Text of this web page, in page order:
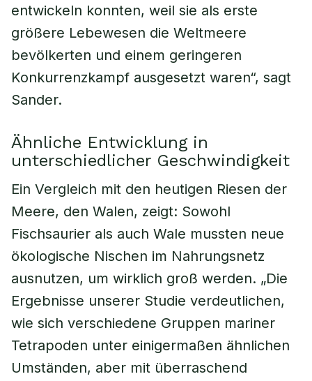
entwickeln konnten, weil sie als erste
größere Lebewesen die Weltmeere
bevölkerten und einem geringeren
Konkurrenzkampf ausgesetzt waren“, sagt
Sander.
Ähnliche Entwicklung in
unterschiedlicher Geschwindigkeit
Ein Vergleich mit den heutigen Riesen der
Meere, den Walen, zeigt: Sowohl
Fischsaurier als auch Wale mussten neue
ökologische Nischen im Nahrungsnetz
ausnutzen, um wirklich groß werden. „Die
Ergebnisse unserer Studie verdeutlichen,
wie sich verschiedene Gruppen mariner
Tetrapoden unter einigermaßen ähnlichen
Umständen, aber mit überraschend